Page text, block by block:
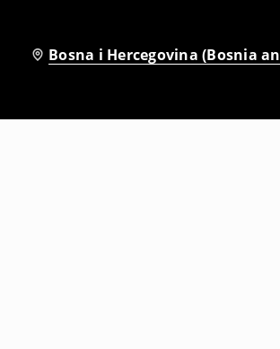
Bosna i Hercegovina (Bosnia